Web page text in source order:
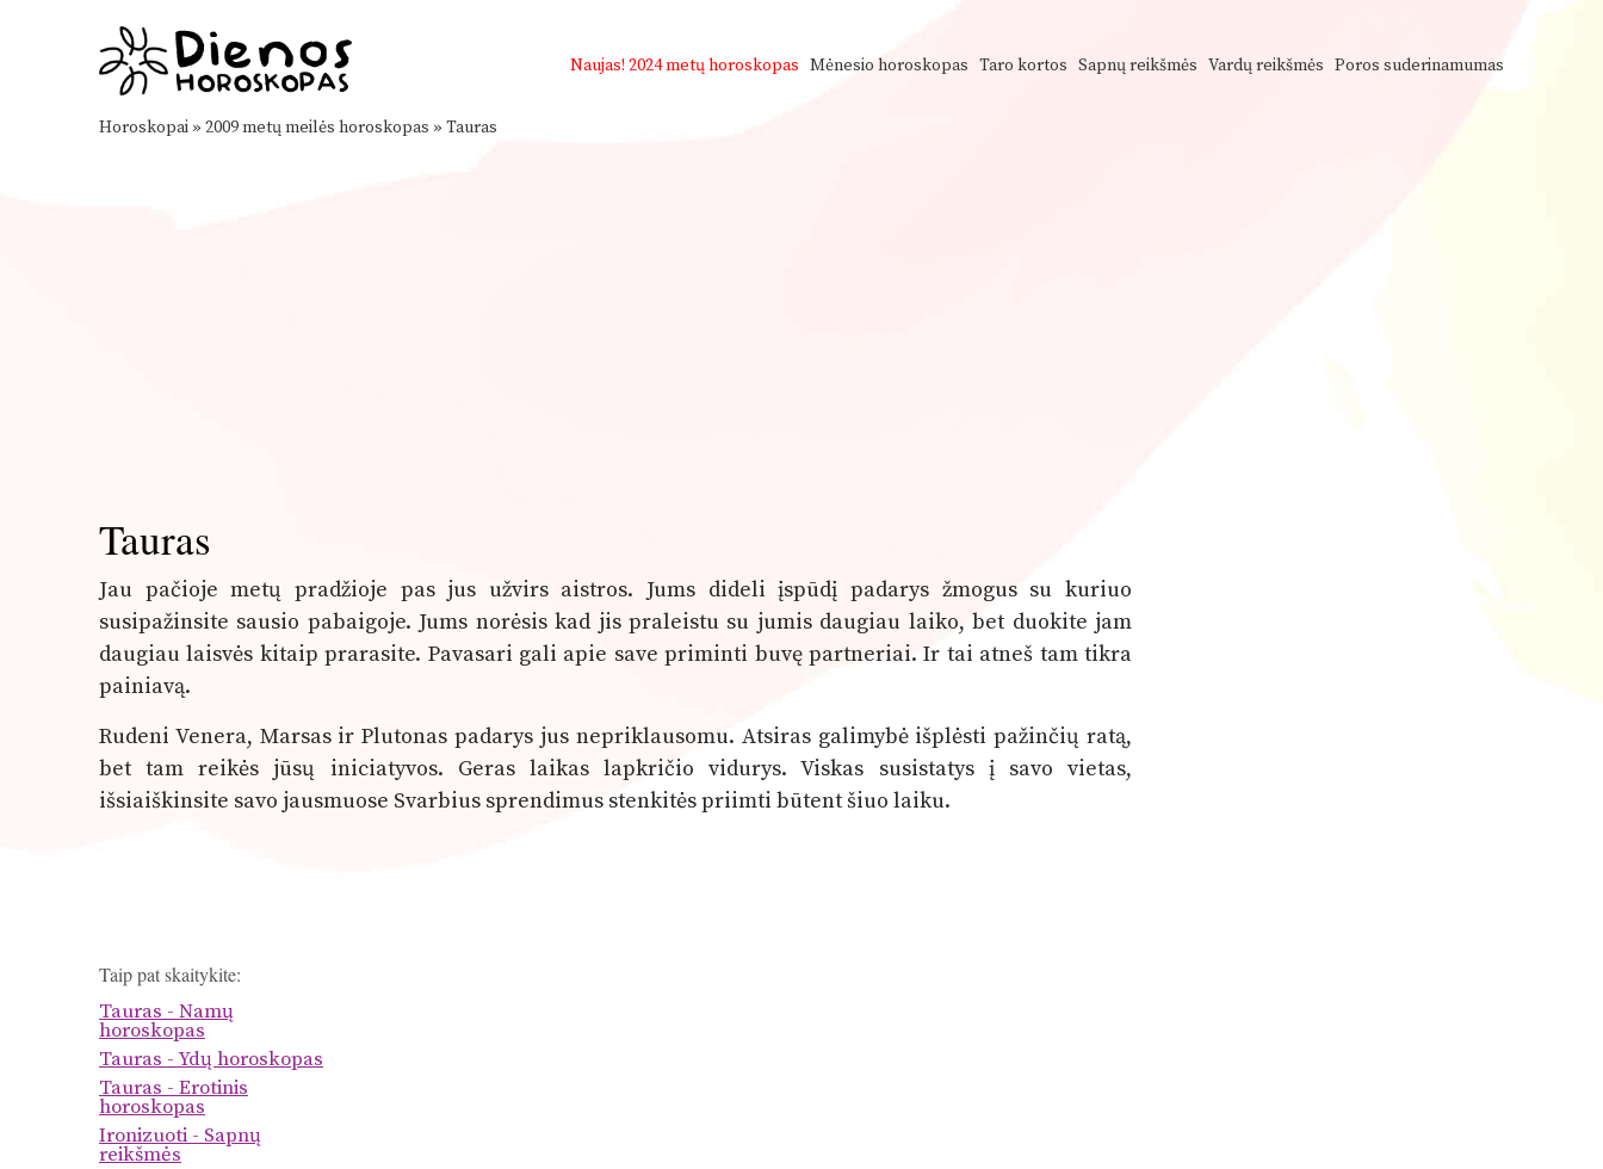
Naujas! 2024 metų horoskopas Mėnesio horoskopas Taro kortos Sapnų reikšmės Vardų reikšmės Poros suderinamumas
Horoskopai » 2009 metų meilės horoskopas » Tauras
Tauras
Jau pačioje metų pradžioje pas jus užvirs aistros. Jums dideli įspūdį padarys žmogus su kuriuo
susipažinsite sausio pabaigoje. Jums norėsis kad jis praleistu su jumis daugiau laiko, bet duokite jam
daugiau laisvės kitaip prarasite. Pavasari gali apie save priminti buvę partneriai. Ir tai atneš tam tikra
painiavą.
Rudeni Venera, Marsas ir Plutonas padarys jus nepriklausomu. Atsiras galimybė išplėsti pažinčių ratą,
bet tam reikės jūsų iniciatyvos. Geras laikas lapkričio vidurys. Viskas susistatys į savo vietas,
išsiaiškinsite savo jausmuose Svarbius sprendimus stenkitės priimti būtent šiuo laiku.
Taip pat skaitykite:
Tauras - Namų
horoskopas
Tauras - Ydų horoskopas
Tauras - Erotinis
horoskopas
Ironizuoti - Sapnų
reikšmės